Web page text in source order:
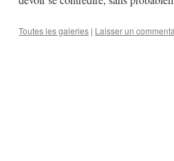
Toutes les galeries | Laisser un